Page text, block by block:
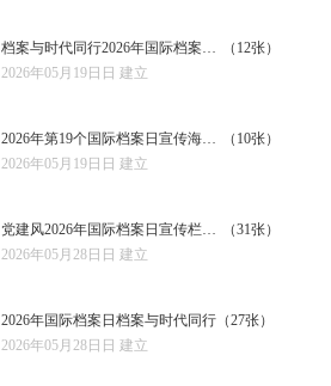
档案与时代同行2026年国际档案日宣传单
（12张）
2026年05月19日日 建立
2026年第19个国际档案日宣传海报挂画
（10张）
2026年05月19日日 建立
党建风2026年国际档案日宣传栏展板
（31张）
2026年05月28日日 建立
2026年国际档案日档案与时代同行 （27张）
2026年05月28日日 建立